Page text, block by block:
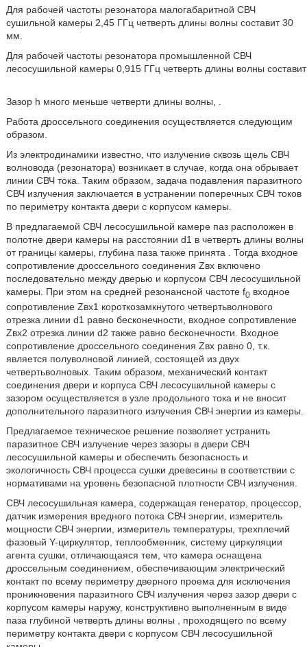
Для рабочей частоты резонатора малогабаритной СВЧ
сушильной камеры 2,45 ГГц четверть длины волны составит 30
мм.
Для рабочей частоты резонатора промышленной СВЧ
лесосушильной камеры 0,915 ГГц четверть длины волны составит
Зазор h много меньше четверти длины волны,
Работа дроссельного соединения осуществляется следующим
образом.
Из электродинамики известно, что излучение сквозь щель СВЧ
волновода (резонатора) возникает в случае, когда она обрывает
линии СВЧ тока. Таким образом, задача подавления паразитного
СВЧ излучения заключается в устранении поперечных СВЧ токов
по периметру контакта двери с корпусом камеры.
В предлагаемой СВЧ лесосушильной камере паз расположен в
полотне двери камеры на расстоянии d1 в четверть длины волны
от границы камеры, глубина паза также принята
. Тогда входное
сопротивление дроссельного соединения Zвх включено
последовательно между дверью и корпусом СВЧ лесосушильной
камеры. При этом на средней резонансной частоте f0входное
сопротивление Zвх1 короткозамкнутого четвертьволнового
отрезка линии d1 равно бесконечности, входное сопротивление
Zвх2 отрезка линии d2 также равно бесконечности. Входное
сопротивление дроссельного соединения Zвх равно 0, т.к.
является полуволновой линией, состоящей из двух
четвертьволновых. Таким образом, механический контакт
соединения двери и корпуса СВЧ лесосушильной камеры с
зазором осуществляется в узле продольного тока и не вносит
дополнительного паразитного излучения СВЧ энергии из камеры.
Предлагаемое техническое решение позволяет устранить
паразитное СВЧ излучение через зазоры в двери СВЧ
лесосушильной камеры и обеспечить безопасность и
экологичность СВЧ процесса сушки древесины в соответствии с
нормативами на уровень безопасной плотности СВЧ излучения.
СВЧ лесосушильная камера, содержащая генератор, процессор,
датчик измерения вредного потока СВЧ энергии, измеритель
мощности СВЧ энергии, измеритель температуры, трехплечий
фазовый Y-циркулятор, теплообменник, систему циркуляции
агента сушки, отличающаяся тем, что камера оснащена
дроссельным соединением, обеспечивающим электрический
контакт по всему периметру дверного проема для исключения
проникновения паразитного СВЧ излучения через зазор двери с
корпусом камеры наружу, конструктивно выполненным в виде
паза глубиной четверть длины волны
, проходящего по всему
периметру контакта двери с корпусом СВЧ лесосушильной